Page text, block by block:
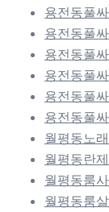
용전동풀
용전동풀
용전동풀
용전동풀
용전동풀
용전동풀
월평동노
월평동란
월평동룸
월평동룸